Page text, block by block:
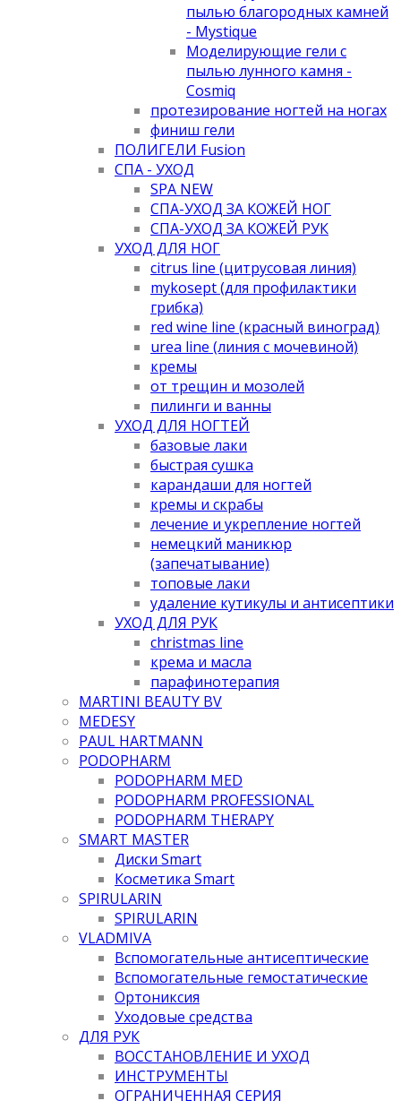
пылью благородных камней
- Mystique
Моделирующие гели с
пылью лунного камня -
Cosmiq
протезирование ногтей на ногах
финиш гели
ПОЛИГЕЛИ Fusion
СПА - УХОД
SPA NEW
СПА-УХОД ЗА КОЖЕЙ НОГ
СПА-УХОД ЗА КОЖЕЙ РУК
УХОД ДЛЯ НОГ
citrus line (цитрусовая линия)
mykosept (для профилактики
грибка)
red wine line (красный виноград)
urea line (линия с мочевиной)
кремы
от трещин и мозолей
пилинги и ванны
УХОД ДЛЯ НОГТЕЙ
базовые лаки
быстрая сушка
карандаши для ногтей
кремы и скрабы
лечение и укрепление ногтей
немецкий маникюр
(запечатывание)
топовые лаки
удаление кутикулы и антисептики
УХОД ДЛЯ РУК
christmas line
крема и масла
парафинотерапия
MARTINI BEAUTY BV
MEDESY
PAUL HARTMANN
PODOPHARM
PODOPHARM MED
PODOPHARM PROFESSIONAL
PODOPHARM THERAPY
SMART MASTER
Диски Smart
Косметика Smart
SPIRULARIN
SPIRULARIN
VLADMIVA
Вспомогательные антисептические
Вспомогательные гемостатические
Ортониксия
Уходовые средства
ДЛЯ РУК
ВОССТАНОВЛЕНИЕ И УХОД
ИНСТРУМЕНТЫ
ОГРАНИЧЕННАЯ СЕРИЯ